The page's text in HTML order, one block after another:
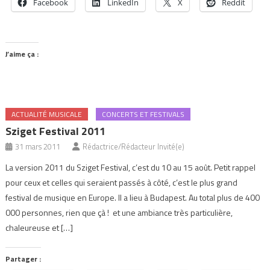
J’aime ça :
ACTUALITÉ MUSICALE CONCERTS ET FESTIVALS
Sziget Festival 2011
31 mars 2011 Rédactrice/Rédacteur Invité(e)
La version 2011 du Sziget Festival, c’est du 10 au 15 août. Petit rappel
pour ceux et celles qui seraient passés à côté, c’est le plus grand
festival de musique en Europe. Il a lieu à Budapest. Au total plus de 400
000 personnes, rien que çà ! et une ambiance très particulière,
chaleureuse et […]
Partager :